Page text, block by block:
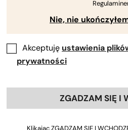
Nie, nie
Akceptuję ustawienia
prywatności
ZGADZAM SIĘ I
Klikając ZGADZAM SIĘ I